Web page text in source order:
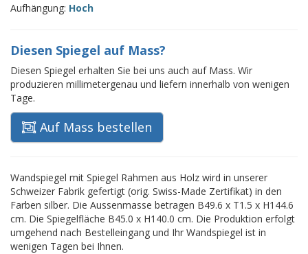
Aufhängung: Hoch
Diesen Spiegel auf Mass?
Diesen Spiegel erhalten Sie bei uns auch auf Mass. Wir
produzieren millimetergenau und liefern innerhalb von wenigen
Tage.
Auf Mass bestellen
Wandspiegel mit Spiegel Rahmen aus Holz wird in unserer
Schweizer Fabrik gefertigt (orig. Swiss-Made Zertifikat) in den
Farben silber. Die Aussenmasse betragen B49.6 x T1.5 x H144.6
cm. Die Spiegelfläche B45.0 x H140.0 cm. Die Produktion erfolgt
umgehend nach Bestelleingang und Ihr Wandspiegel ist in
wenigen Tagen bei Ihnen.